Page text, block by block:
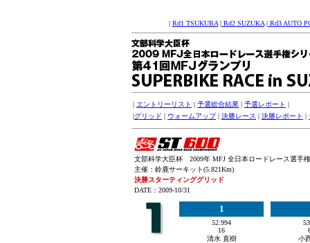
| Rd1 TSUKUBA | Rd2 SUZUKA | Rd3 AUTO
| エントリーリスト | 予選総合結果 | 予選レポート |
|グリッド | ウォームアップ| 決勝レース | 決勝レポート |
文部科学大臣杯 2009年 MFJ 全日本ロードレース選手
主催：鈴鹿サーキット(5.821Km)
決勝スターティンググリッド
DATE：2009-10/31
1
52.994
16
清水 直樹
小